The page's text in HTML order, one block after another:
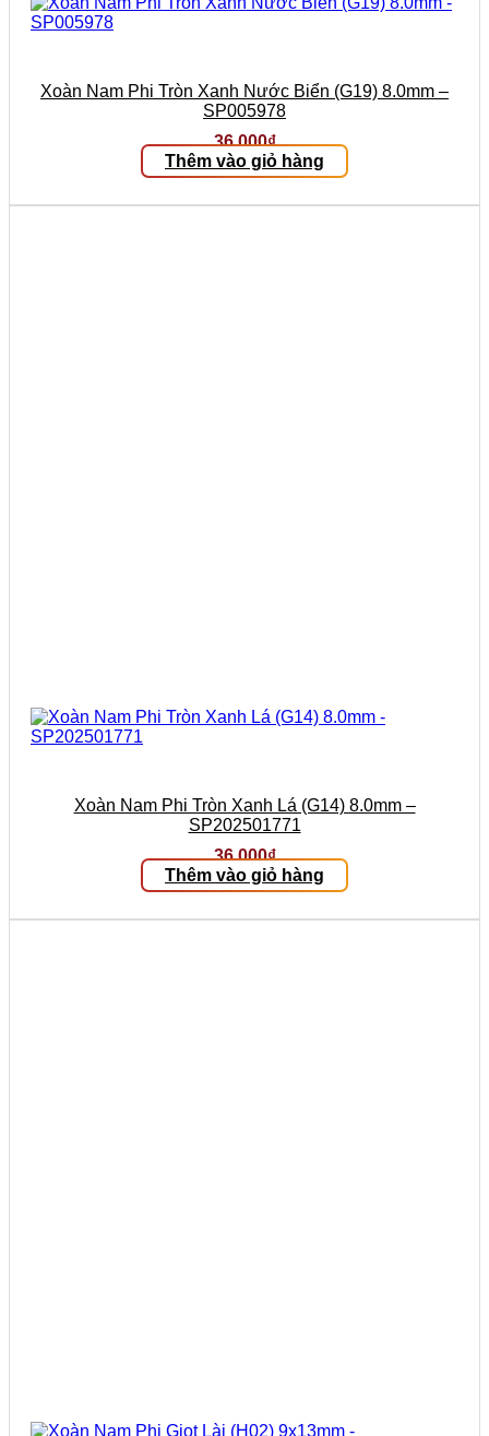
Xoàn Nam Phi Tròn Xanh Nước Biển (G19) 8.0mm –
SP005978
36.000₫
Thêm vào giỏ hàng
Xoàn Nam Phi Tròn Xanh Lá (G14) 8.0mm –
SP202501771
36.000₫
Thêm vào giỏ hàng